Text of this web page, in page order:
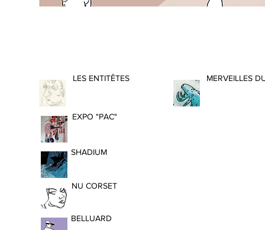
LES ENTITÊTES
EXPO "PAC"
SHADIUM
NU CORSET
BELLUARD
MERVEILLES